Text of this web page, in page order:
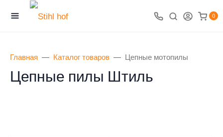
0
Главная Каталог товаров Цепные мотопилы
Цепные пилы Штиль